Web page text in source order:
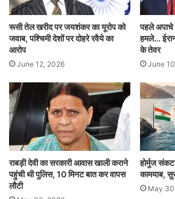
TamilNaduRaids
आईएसआईएस मामला
आतंकवाद आतंकवाद निरोधक
कट्टरपंथ कानून प्रवर्तन
तमिलनाडु छापे राष्ट्रीय जांच
रूसी तेल खरीद पर जयशंकर का यूरोप को
जवाब, पश्चिमी देशों पर दोहरे रवैये का
आरोप
June 12, 2026
पहले अपाचे
हमले…
के तेवर
June
राबड़ी देवी का सरकारी आवास खाली कराने
पहुंची थी पुलिस, 10 मिनट बात कर वापस
लौटी
होर्मुज
कामयाब,
May